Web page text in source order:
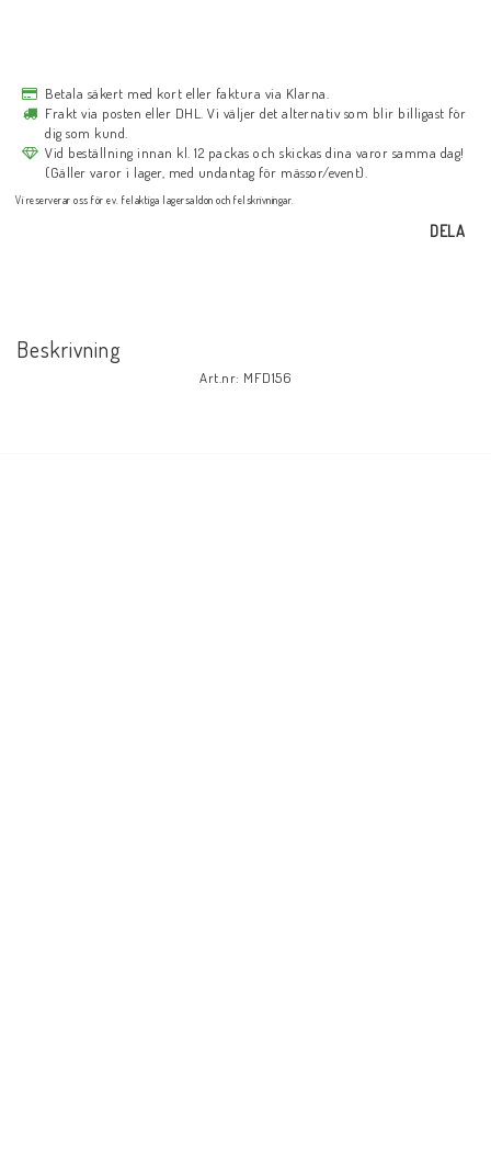
Betala säkert med kort eller faktura via Klarna.
Frakt via posten eller DHL. Vi väljer det alternativ som blir billigast för
dig som kund.
Vid beställning innan kl. 12 packas och skickas dina varor samma dag!
(Gäller varor i lager, med undantag för mässor/event).
Vi reserverar oss för ev. felaktiga lagersaldon och felskrivningar.
DELA
Beskrivning
Art.nr: MFD156